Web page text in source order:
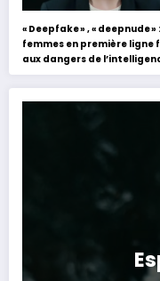
« Deepfake » , « deepnude »
femmes en première ligne
aux dangers de
artificielle